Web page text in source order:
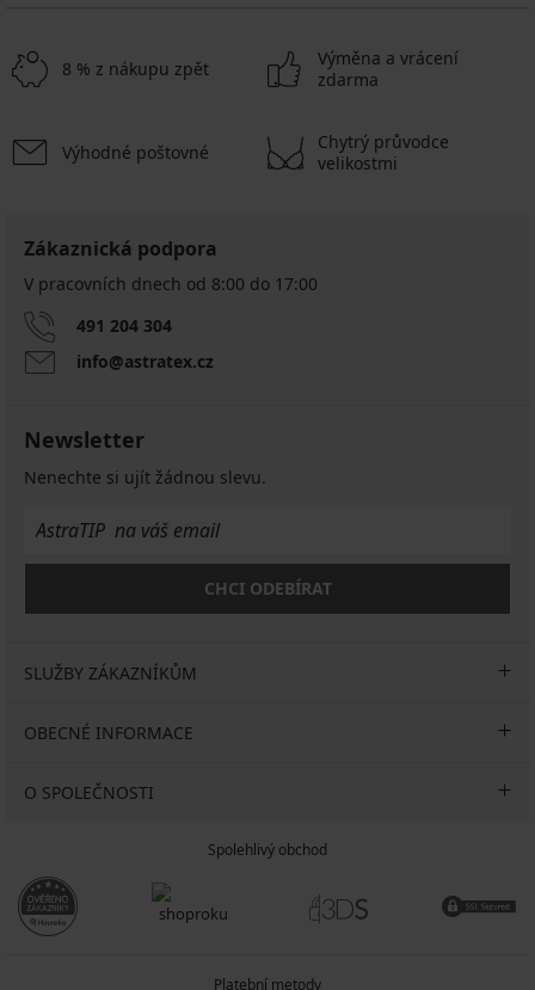
8 % z nákupu zpět
Výměna a vrácení
zdarma
Výhodné poštovné
Chytrý průvodce
velikostmi
Zákaznická podpora
V pracovních dnech od 8:00 do 17:00
491 204 304
info@astratex.cz
Newsletter
Nenechte si ujít žádnou slevu.
CHCI ODEBÍRAT
SLUŽBY ZÁKAZNÍKŮM
OBECNÉ INFORMACE
O SPOLEČNOSTI
Spolehlivý obchod
Platební metody